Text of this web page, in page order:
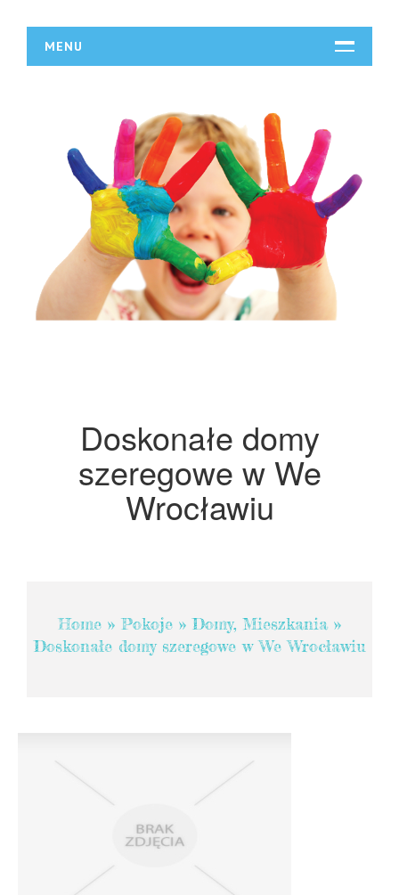
MENU
DZIAŁALNOŚĆ
Biura Rachunkowe
Doradztwo
Drukarnie
Handel
Hurtownie
Kredyty, Leasing
Oferty Pracy
Remonty, Elektryk, Hydraulik
Materiały Budowlane
Domy, Mieszkania
SZKOLENIA
Książki, Czasopisma
Dla Dzieci
Doskonałe domy
szeregowe w We
Wrocławiu
Home » Pokoje »Domy, Mieszkania»
Doskonałe domy szeregowe w We Wrocławiu